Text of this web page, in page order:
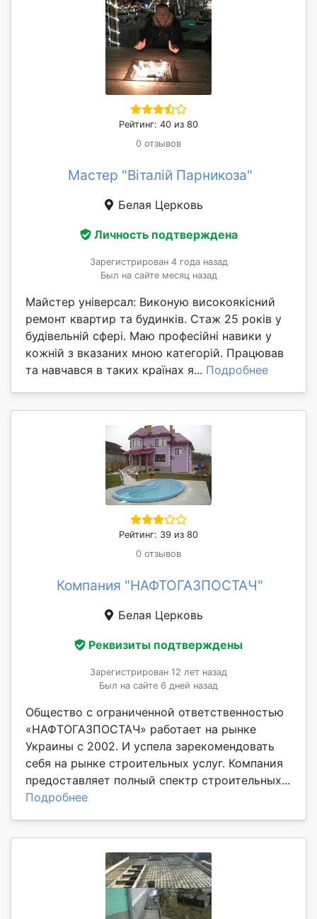
Рейтинг: 40 из 80
0 отзывов
Мастер "Віталій Парникоза"
Белая Церковь
Личность подтверждена
Зарегистрирован 4 года назад
Был на сайте месяц назад
Майстер універсал: Виконую високоякісний
ремонт квартир та будинків. Стаж 25 років у
будівельній сфері. Маю професійні навики у
кожній з вказаних мною категорій. Працював
та навчався в таких країнах я... Подробнее
Рейтинг: 39 из 80
0 отзывов
Компания "НАФТОГАЗПОСТАЧ"
Белая Церковь
Реквизиты подтверждены
Зарегистрирован 12 лет назад
Был на сайте 6 дней назад
Общество с ограниченной ответственностью
«НАФТОГАЗПОСТАЧ» работает на рынке
Украины с 2002. И успела зарекомендовать
себя на рынке строительных услуг. Компания
предоставляет полный спектр строительных...
Подробнее